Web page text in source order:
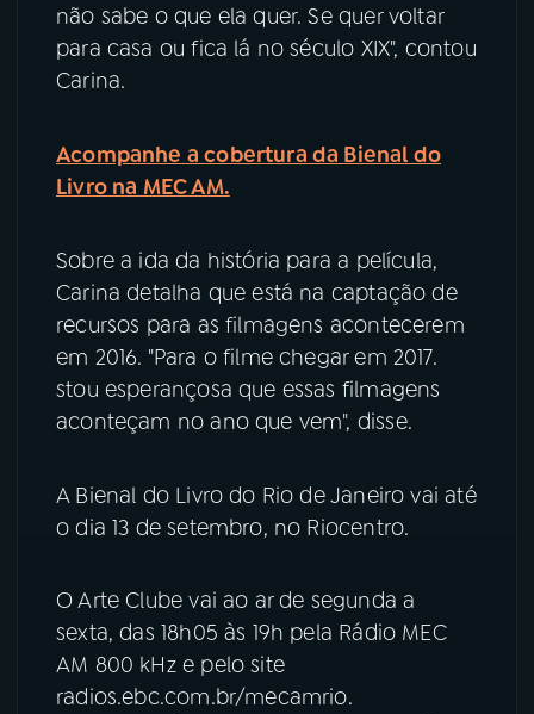
não sabe o que ela quer. Se quer voltar
para casa ou fica lá no século XIX", contou
Carina.
Acompanhe a cobertura da Bienal do
Livro na MEC AM.
Sobre a ida da história para a película,
Carina detalha que está na captação de
recursos para as filmagens acontecerem
em 2016. "Para o filme chegar em 2017.
stou esperançosa que essas filmagens
aconteçam no ano que vem", disse.
A Bienal do Livro do Rio de Janeiro vai até
o dia 13 de setembro, no Riocentro.
O Arte Clube vai ao ar de segunda a
sexta, das 18h05 às 19h pela Rádio MEC
AM 800 kHz e pelo site
radios.ebc.com.br/mecamrio.